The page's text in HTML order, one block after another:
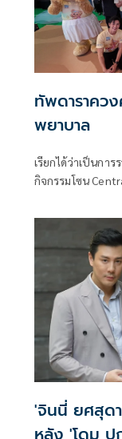
ทัพดาราคว
พยาบาล
เรียกได้ว่าเป็นกา
กิจกรรมโซน
โครงการ ‘หมอออ
มหากุศลที่ใหญ่ที่
แพทย์ด้านกระดูก
13 แห่งทั่วประเทศ
'จินนี่ ยศสุด
หลัง 'โดม